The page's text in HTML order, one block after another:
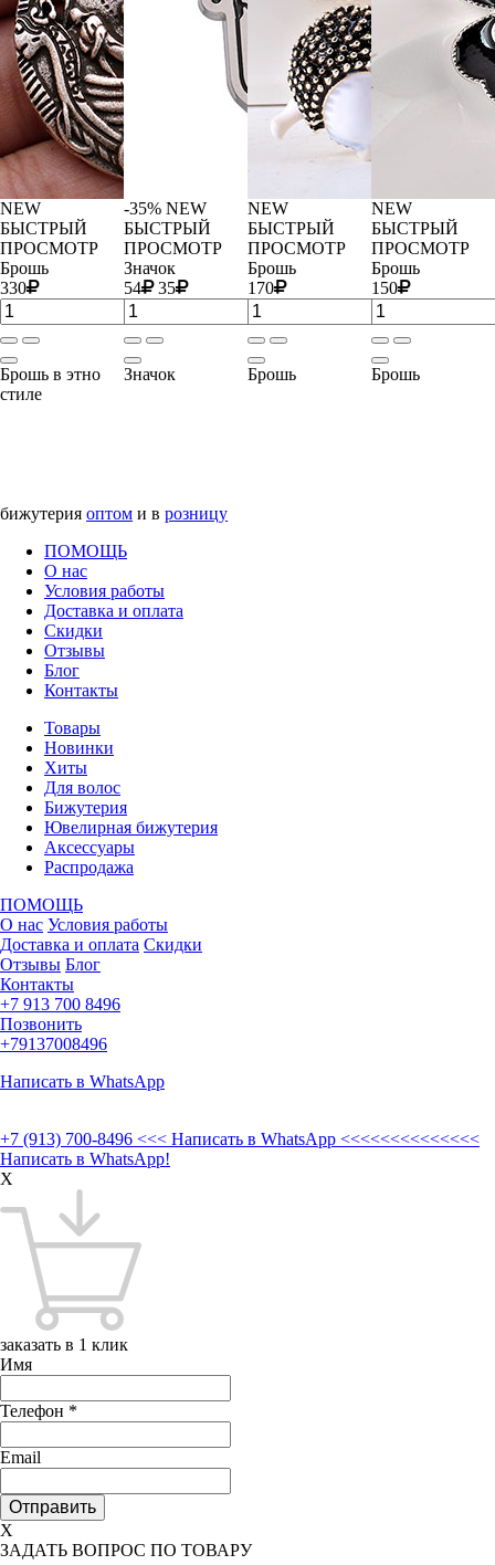
NEW
БЫСТРЫЙ
ПРОСМОТР
Брошь
330
Брошь в этно
стиле
-35% NEW
БЫСТРЫЙ
ПРОСМОТР
Значок
54
35
Значок
NEW
БЫСТРЫЙ
ПРОСМОТР
Брошь
170
Брошь
NEW
БЫСТРЫЙ
ПРОСМОТР
Брошь
150
Брошь
бижутерия оптом и в розницу
ПОМОЩЬ
О нас
Условия работы
Доставка и оплата
Скидки
Отзывы
Блог
Контакты
Товары
Новинки
Хиты
Для волос
Бижутерия
Ювелирная бижутерия
Аксессуары
Распродажа
ПОМОЩЬ
О нас Условия работы
Доставка и оплата Скидки
Отзывы Блог
Контакты
+7 913 700 8496
Позвонить
+79137008496
Написать в WhatsApp
+7 (913) 700-8496 <<< Написать в WhatsApp <<<<<<<<<<<<<<
Написать в WhatsApp!
X
заказать в 1 клик
Имя
Телефон *
Email
X
ЗАДАТЬ ВОПРОС ПО ТОВАРУ